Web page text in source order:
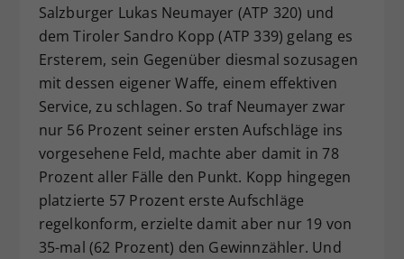
Salzburger Lukas Neumayer (ATP 320) und
dem Tiroler Sandro Kopp (ATP 339) gelang es
Ersterem, sein Gegenüber diesmal sozusagen
mit dessen eigener Waffe, einem effektiven
Service, zu schlagen. So traf Neumayer zwar
nur 56 Prozent seiner ersten Aufschläge ins
vorgesehene Feld, machte aber damit in 78
Prozent aller Fälle den Punkt. Kopp hingegen
platzierte 57 Prozent erste Aufschläge
regelkonform, erzielte damit aber nur 19 von
35-mal (62 Prozent) den Gewinnzähler. Und